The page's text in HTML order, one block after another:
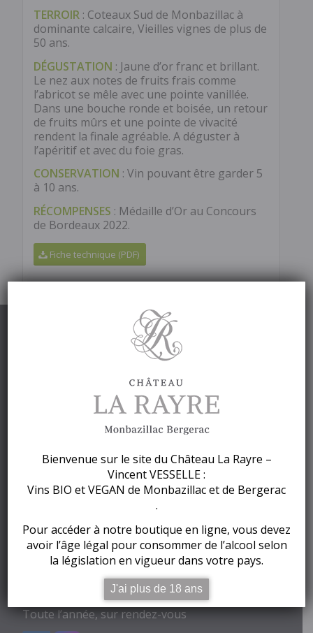
TERROIR : Coteaux Sud de Monbazillac à
dominante calcaire, Vieilles vignes de plus de
50 ans.
DÉGUSTATION : Jaune d’or franc et brillant.
Le nez aux notes de fruits frais comme
l’abricot se mêle avec une pointe vanillée.
Dans une bouche ronde et boisée, un retour
de fruits mûrs et une pointe de vivacité
rendent la finale agréable. A déguster à
l’apéritif et avec du foie gras.
CONSERVATION : Vin pouvant être garder 5
à 10 ans.
RÉCOMPENSES : Médaille d’Or au Concours
de Bordeaux 2022.
Fiche technique (PDF)
CHÂTEAU LA RAYRE
200 Allée de La Rayre
24560 Colombier – France
05 53 58 32 17 –06 32 23 81 74
vincent.vesselle@orange.fr
Toute l’année, sur rendez-vous
Bienvenue sur le site du Château La Rayre –
Vincent VESSELLE :
Vins BIO et VEGAN de Monbazillac et de Bergerac
.
Pour accéder à notre boutique en ligne, vous devez
avoir l’âge légal pour consommer de l’alcool selon
la législation en vigueur dans votre pays.
J'ai plus de 18 ans